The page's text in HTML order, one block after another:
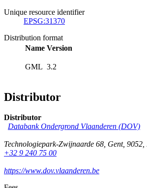
Unique resource identifier
EPSG:31370
Distribution format
Name Version
GML 3.2
Distributor
Distributor
Databank Ondergrond Vlaanderen (DOV)
Technologiepark-Zwijnaarde 68, Gent, 9052,
+32 9 240 75 00
https://www.dov.vlaanderen.be